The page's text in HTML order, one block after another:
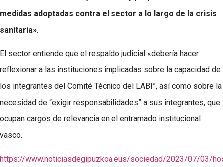
medidas adoptadas contra el sector a lo largo de la crisis
sanitaria».
El sector entiende que el respaldo judicial «debería hacer
reflexionar a las instituciones implicadas sobre la capacidad de
los integrantes del Comité Técnico del LABI”, así como sobre la
necesidad de “exigir responsabilidades” a sus integrantes, que
ocupan cargos de relevancia en el entramado institucional
vasco.
https://www.noticiasdegipuzkoa.eus/sociedad/2023/07/03/